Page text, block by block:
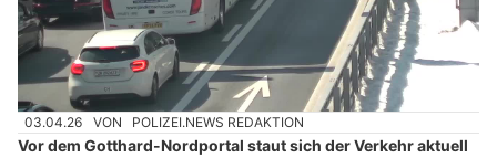
03.04.26 VON POLIZEI.NEWS REDAKTION
Vor dem Gotthard-Nordportal staut sich der Verkehr aktuell